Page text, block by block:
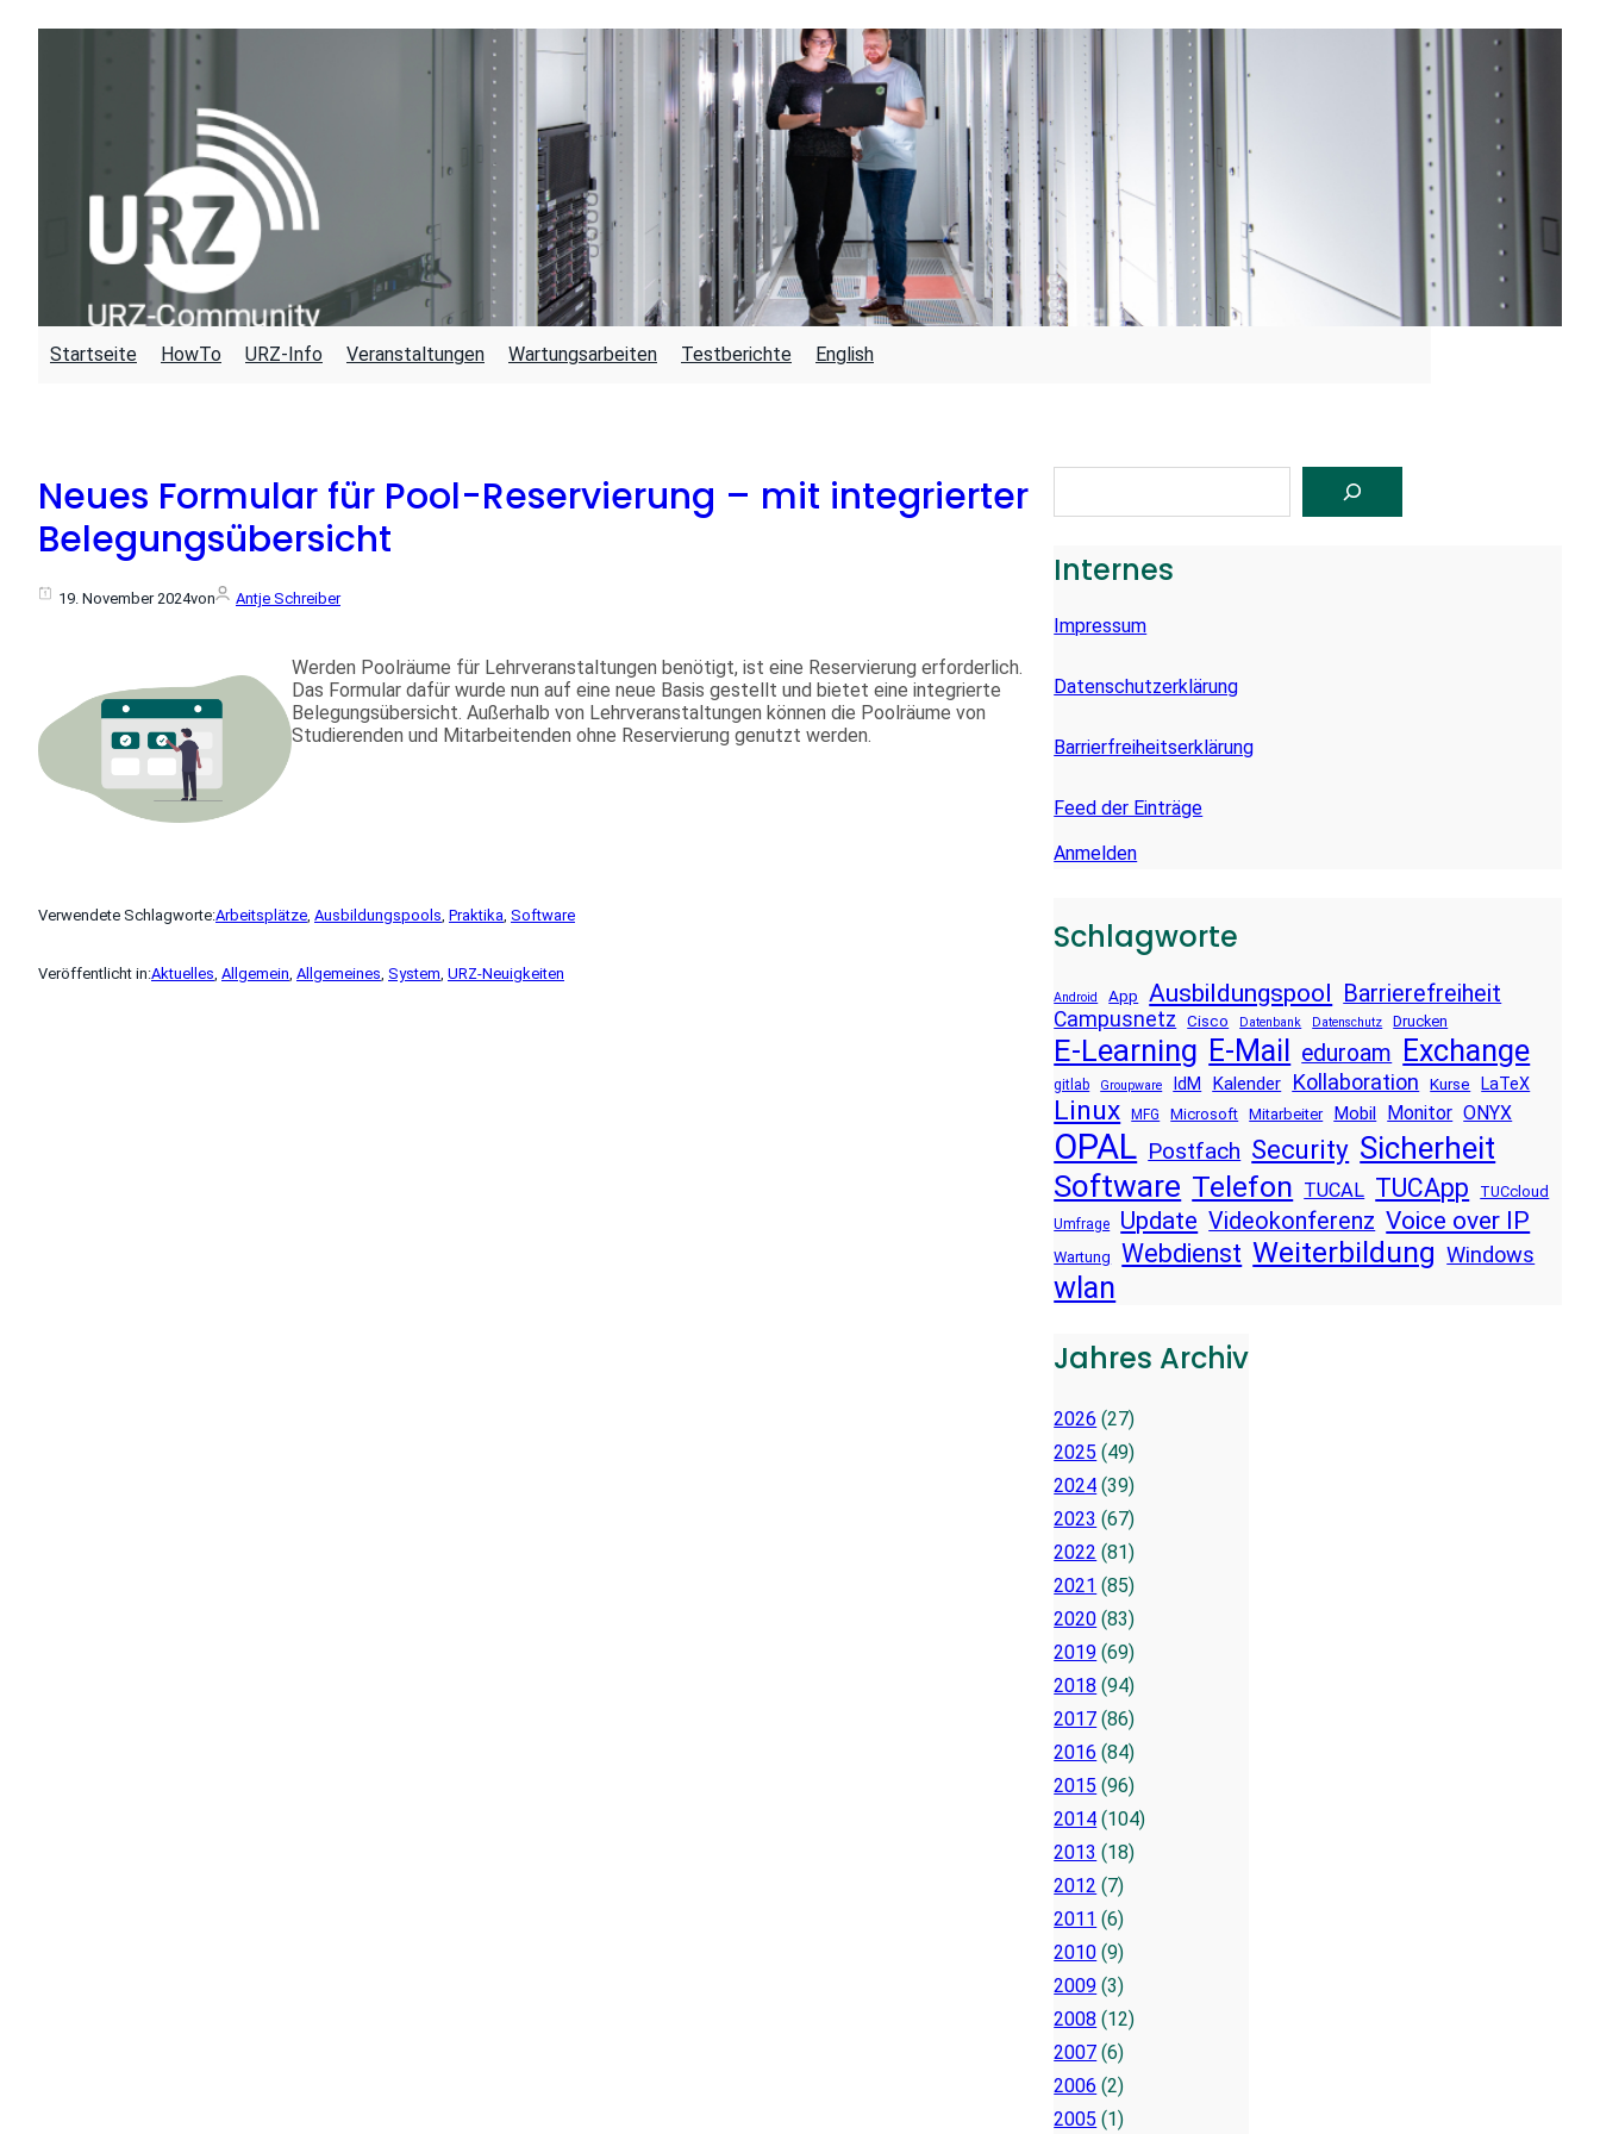
Startseite HowTo URZ-Info Veranstaltungen Wartungsarbeiten Testberichte English
Neues Formular für Pool-Reservierung – mit integrierter
Belegungsübersicht
19. November 2024von Antje Schreiber
Werden Poolräume für Lehrveranstaltungen benötigt, ist eine Reservierung erforderlich.
Das Formular dafür wurde nun auf eine neue Basis gestellt und bietet eine integrierte
Belegungsübersicht. Außerhalb von Lehrveranstaltungen können die Poolräume von
Studierenden und Mitarbeitenden ohne Reservierung genutzt werden.
Verwendete Schlagworte:Arbeitsplätze Ausbildungspools Praktika Software
Veröffentlicht in:Aktuelles Allgemein Allgemeines System URZ-Neuigkeiten
C
Internes
Impressum
Datenschutzerklärung
Barrierfreiheitserklärung
Feed der Einträge
Anmelden
Schlagworte
Android App Ausbildungspool Barrierefreiheit
Campusnetz Cisco Datenbank Datenschutz Drucken
E-Learning E-Mail eduroam Exchange
gitlab Groupware IdM Kalender Kollaboration Kurse LaTeX
Linux MFG Microsoft Mitarbeiter Mobil Monitor ONYX
OPAL Postfach Security Sicherheit
Software Telefon TUCAL TUCApp TUCcloud
Umfrage Update Videokonferenz Voice over IP
Wartung Webdienst Weiterbildung Windows
wlan
Jahres Archiv
2026 (27)
2025 (49)
2024 (39)
2023 (67)
2022 (81)
2021 (85)
2020 (83)
2019 (69)
2018 (94)
2017 (86)
2016 (84)
2015 (96)
2014 (104)
2013 (18)
2012 (7)
2011 (6)
2010 (9)
2009 (3)
2008 (12)
2007 (6)
2006 (2)
2005 (1)